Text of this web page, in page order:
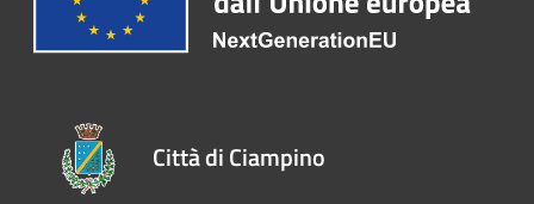
Città di Ciampino